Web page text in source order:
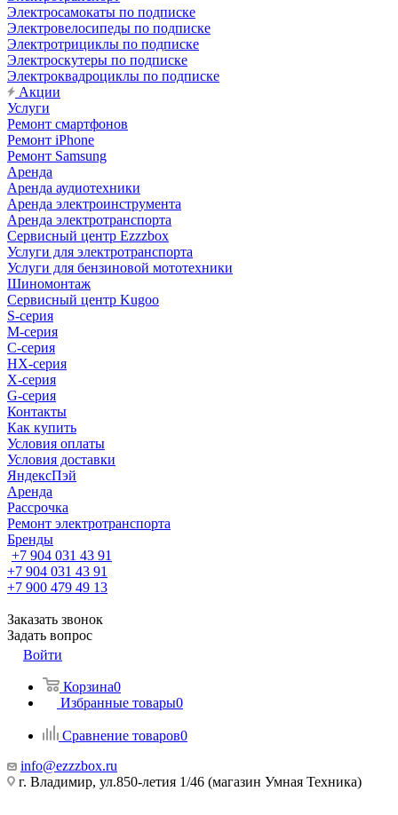
Электросамокаты по подписке
Электровелосипеды по подписке
Электротрициклы по подписке
Электроскутеры по подписке
Электроквадроциклы по подписке
Акции
Услуги
Ремонт смартфонов
Ремонт iPhone
Ремонт Samsung
Аренда
Аренда аудиотехники
Аренда электроинструмента
Аренда электротранспорта
Сервисный центр Ezzzbox
Услуги для электротранспорта
Услуги для бензиновой мототехники
Шиномонтаж
Сервисный центр Kugoo
S-cерия
M-серия
С-серия
HX-серия
X-серия
G-серия
Контакты
Как купить
Условия оплаты
Условия доставки
ЯндексПэй
Аренда
Рассрочка
Ремонт электротранспорта
Бренды
+7 904 031 43 91
+7 904 031 43 91
+7 900 479 49 13
Заказать звонок
Задать вопрос
Войти
Корзина0
Избранные товары0
Сравнение товаров0
info@ezzzbox.ru
г. Владимир, ул.850-летия 1/46 (магазин Умная Техника)